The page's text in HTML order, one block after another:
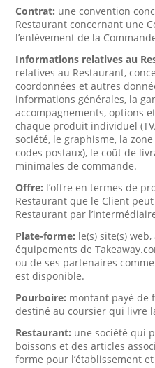
Contrat: une convention
Restaurant concernant une
l’enlèvement de la
Informations relatives au
relatives au Restaurant,
coordonnées et autres
informations générales, la
accompagnements, options
chaque produit individuel
société, le graphisme, la
codes postaux), le coût de
minimales de commande.
Offre: l’offre en termes de
Restaurant que le Client
Restaurant par
Plate-forme: le(s) site(s)
équipements de
ou de ses partenaires
est disponible.
Pourboire: montant payé de
destiné au coursier qui livre
Restaurant: une société qui
boissons et des articles
forme pour l’établissement